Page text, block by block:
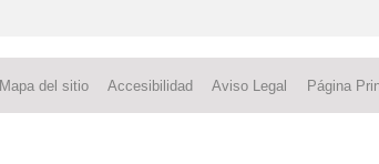
Mapa del sitio Accesibilidad Aviso Legal Página